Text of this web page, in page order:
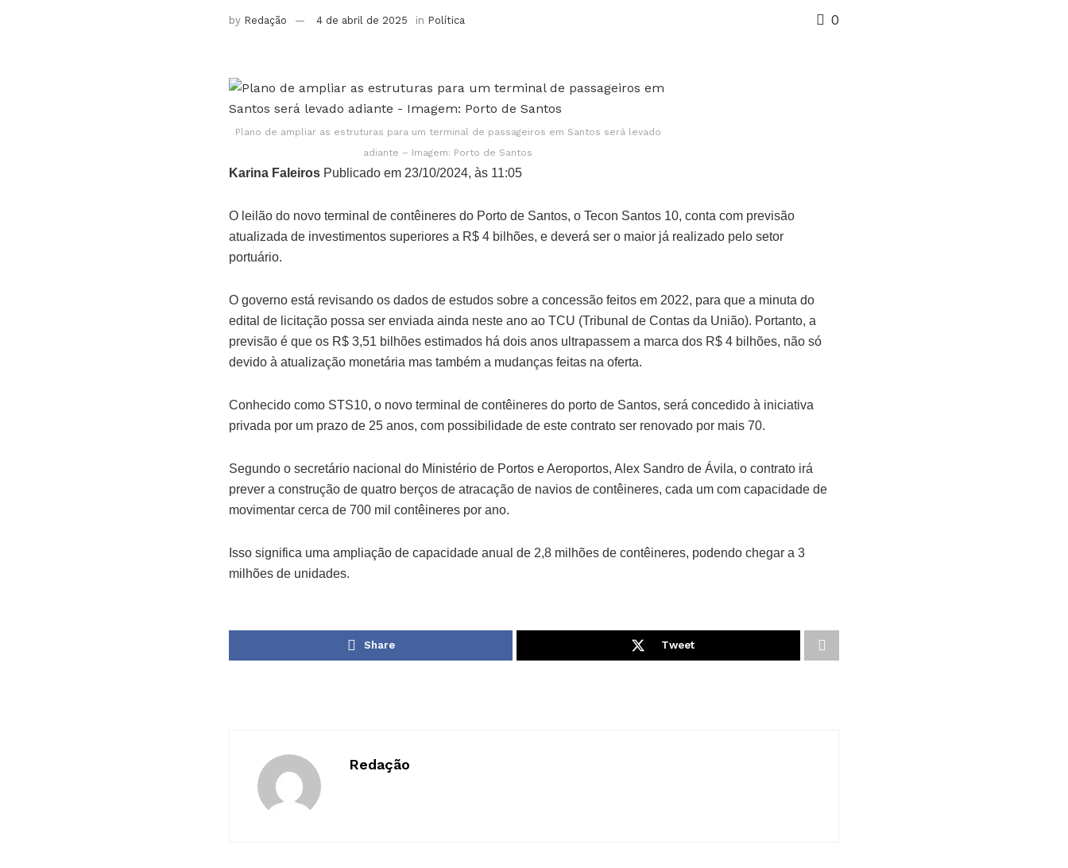
by Redação 4 de abril de 2025 in Política 0
Plano de ampliar as estruturas para um terminal de passageiros em Santos será levado
adiante – Imagem: Porto de Santos
Karina Faleiros Publicado em 23/10/2024, às 11:05
O leilão do novo terminal de contêineres do Porto de Santos, o Tecon Santos 10, conta com previsão
atualizada de investimentos superiores a R$ 4 bilhões, e deverá ser o maior já realizado pelo setor
portuário.
O governo está revisando os dados de estudos sobre a concessão feitos em 2022, para que a minuta do
edital de licitação possa ser enviada ainda neste ano ao TCU (Tribunal de Contas da União). Portanto, a
previsão é que os R$ 3,51 bilhões estimados há dois anos ultrapassem a marca dos R$ 4 bilhões, não só
devido à atualização monetária mas também a mudanças feitas na oferta.
Conhecido como STS10, o novo terminal de contêineres do porto de Santos, será concedido à iniciativa
privada por um prazo de 25 anos, com possibilidade de este contrato ser renovado por mais 70.
Segundo o secretário nacional do Ministério de Portos e Aeroportos, Alex Sandro de Ávila, o contrato irá
prever a construção de quatro berços de atracação de navios de contêineres, cada um com capacidade de
movimentar cerca de 700 mil contêineres por ano.
Isso significa uma ampliação de capacidade anual de 2,8 milhões de contêineres, podendo chegar a 3
milhões de unidades.
Share Tweet
Redação